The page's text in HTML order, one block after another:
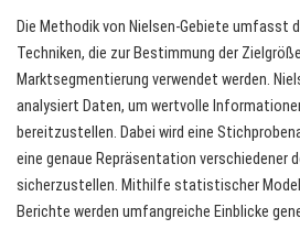
Die Methodik von Nielsen-Gebiete umfasst
Techniken, die zur Bestimmung der
Marktsegmentierung verwendet werden.
analysiert Daten, um wertvolle
bereitzustellen. Dabei wird eine
eine genaue Repräsentation verschiedener
sicherzustellen. Mithilfe statistischer
Berichte werden umfangreiche Einblicke